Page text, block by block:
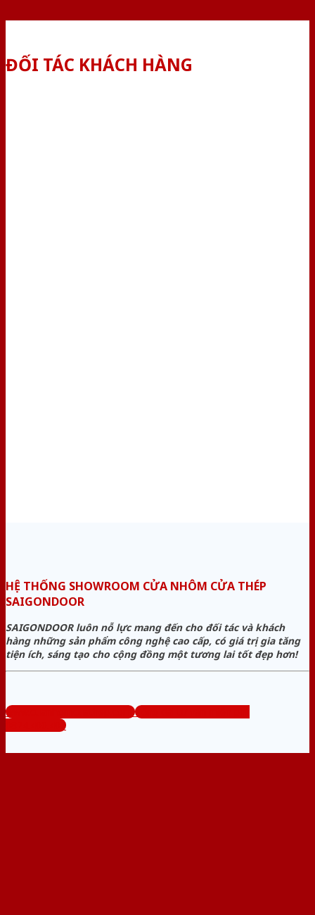
ĐỐI TÁC KHÁCH HÀNG
HỆ THỐNG SHOWROOM CỬA NHÔM CỬA THÉP
SAIGONDOOR
SAIGONDOOR luôn nỗ lực mang đến cho đối tác và khách
hàng những sản phẩm công nghệ cao cấp, có giá trị gia tăng
tiện ích, sáng tạo cho cộng đồng một tương lai tốt đẹp hơn!
www.cuanhomcuathep.com
Tổng đài tư vấn miễn phí:
0824.400.400